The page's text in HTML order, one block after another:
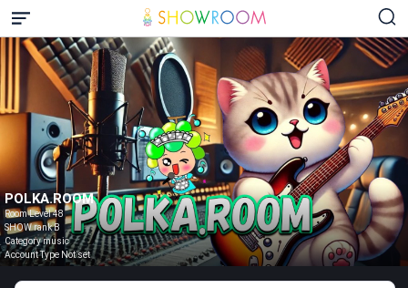
POLKA.ROOM
Room Level 48
SHOW rank B
Category music
Account Type Not set